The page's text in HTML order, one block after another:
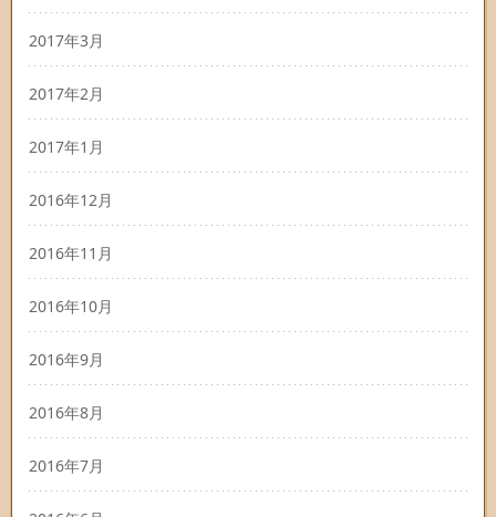
2017年3月
2017年2月
2017年1月
2016年12月
2016年11月
2016年10月
2016年9月
2016年8月
2016年7月